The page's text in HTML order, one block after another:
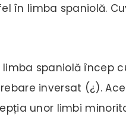
în limba spaniolă.
limba spaniolă încep
inversat (¿).
unor limbi